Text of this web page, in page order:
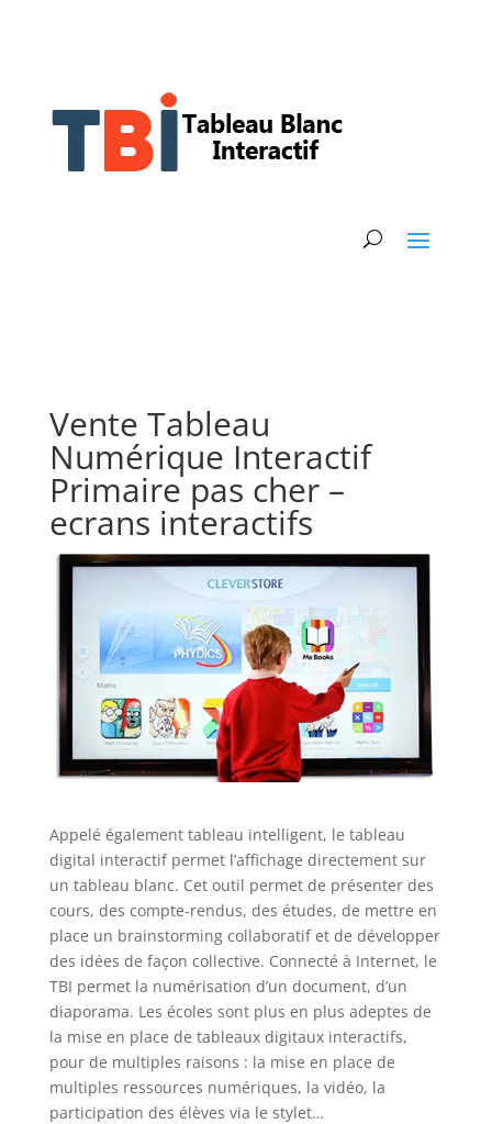
Vente Tableau
Numérique Interactif
Primaire pas cher –
ecrans interactifs
Appelé également tableau intelligent, le tableau
digital interactif permet l’affichage directement sur
un tableau blanc. Cet outil permet de présenter des
cours, des compte-rendus, des études, de mettre en
place un brainstorming collaboratif et de développer
des idées de façon collective. Connecté à Internet, le
TBI permet la numérisation d’un document, d’un
diaporama. Les écoles sont plus en plus adeptes de
la mise en place de tableaux digitaux interactifs,
pour de multiples raisons : la mise en place de
multiples ressources numériques, la vidéo, la
participation des élèves via le stylet…